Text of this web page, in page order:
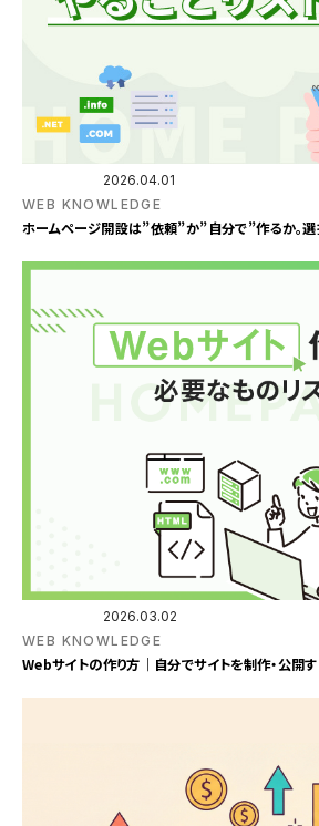
2026.04.01
WEB KNOWLEDGE
ホームページ開設は”依頼”か”自分で”作るか。選
2026.03.02
WEB KNOWLEDGE
Webサイトの作り方｜自分でサイトを制作・公開